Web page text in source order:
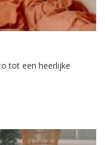
tot een heerlijke